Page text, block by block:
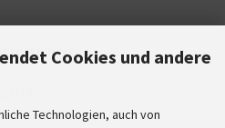
Cookies und andere
Technologien, auch von